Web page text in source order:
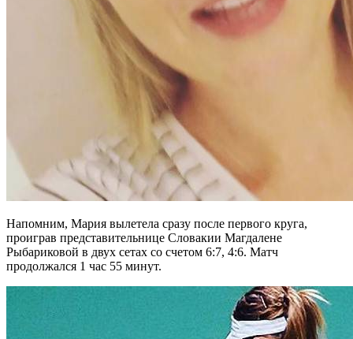
Напомним, Мария вылетела сразу после первого круга,
проиграв представительнице Словакии Магдалене
Рыбариковой в двух сетах со счетом 6:7, 4:6. Матч
продолжался 1 час 55 минут.